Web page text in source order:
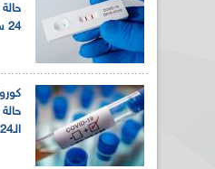
24 ساعة الأخيرة في الجزائر
الـ24 ساعة الأخيرة